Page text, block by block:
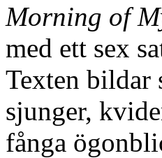
Morning of
med ett sex
Texten bildar
sjunger,
fånga